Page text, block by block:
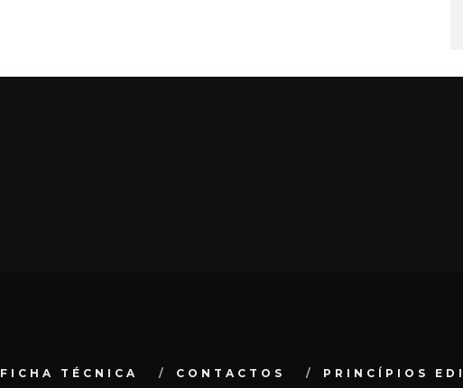
FICHA TÉCNICA CONTACTOS PRINCÍPIOS